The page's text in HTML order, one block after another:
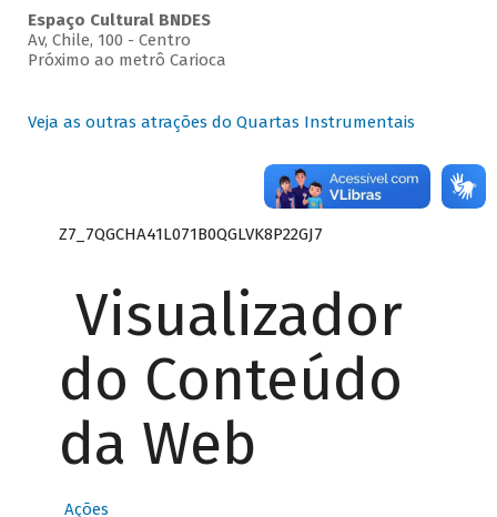
Espaço Cultural BNDES
Av, Chile, 100 - Centro
Próximo ao metrô Carioca
Veja as outras atrações do Quartas Instrumentais
Z7_7QGCHA41L071B0QGLVK8P22GJ7
Visualizador
do Conteúdo
da Web
Ações